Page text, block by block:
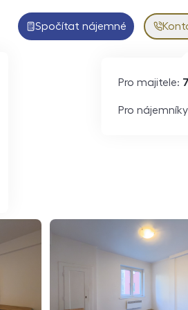
Spočítat nájemné
Pro majitele:
Pro